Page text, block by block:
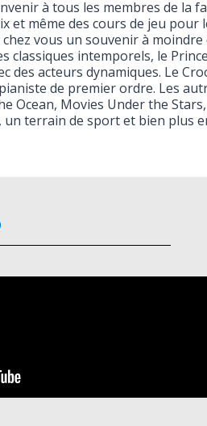
à tous les membres de la
et même des cours de jeu pour
vous un souvenir à moindre
classiques intemporels, le
des acteurs dynamiques. Le
de premier ordre. Les
Ocean, Movies Under the
terrain de sport et bien plus